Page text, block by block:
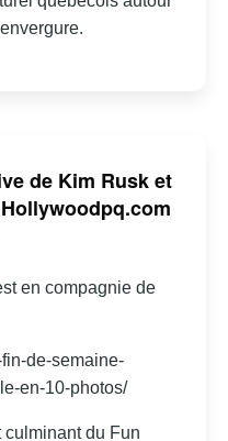
de Kim Rusk et
en compagnie de
de-semaine-
en-10-photos/
du Fun